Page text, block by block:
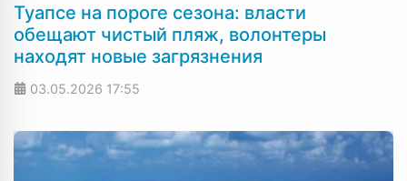
Туапсе на пороге сезона: власти
обещают чистый пляж, волонтеры
находят новые загрязнения
03.05.2026 17:55